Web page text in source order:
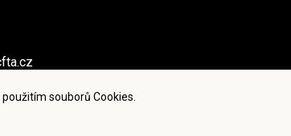
souborů Cookies.